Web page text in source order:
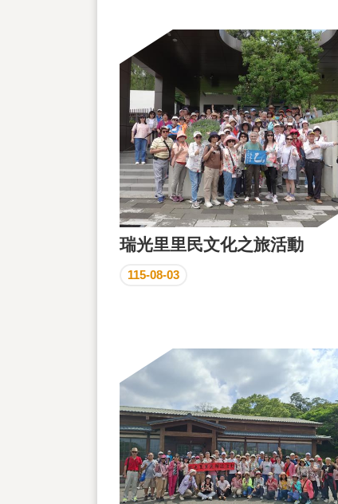
瑞光里里民文化之旅活動
115-08-03